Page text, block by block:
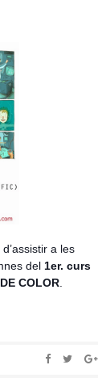
a les
del 1er. curs
COLOR